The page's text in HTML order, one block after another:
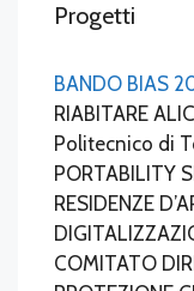
Progetti
BANDO BIAS
RIABITARE
Politecnico di
PORTABILITY
RESIDENZE
COMITATO